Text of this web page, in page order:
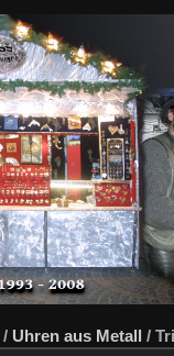
/ Uhren aus Metall /